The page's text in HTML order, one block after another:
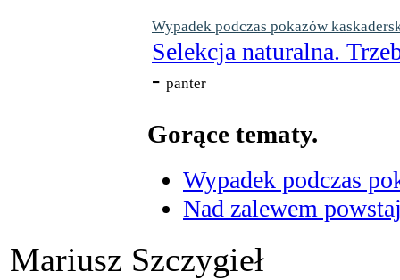
Wypadek podczas pokazów
Selekcja naturalna.
- panter
Gorące tematy.
Wypadek podczas
Nad zalewem
Mariusz Szczygieł